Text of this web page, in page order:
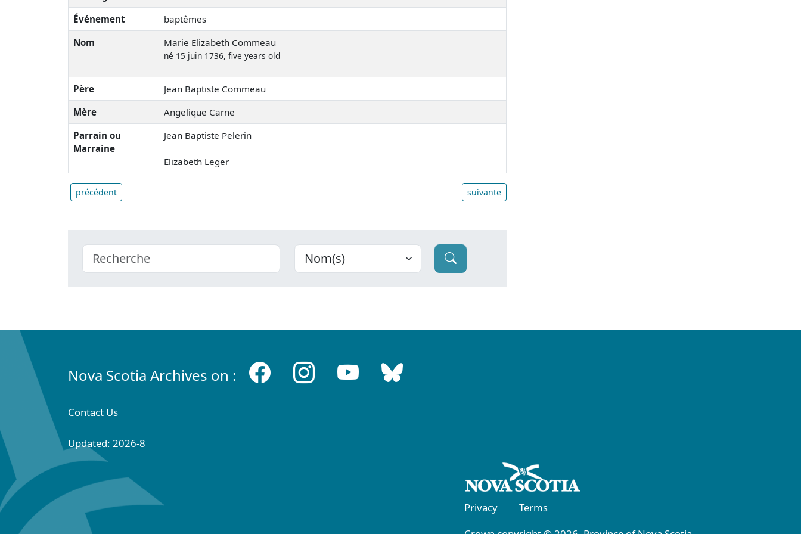
Événement
baptêmes
Nom
Marie Elizabeth Commeau
né 15 juin 1736, five years old
Père
Jean Baptiste Commeau
Mère
Angelique Carne
Parrain ou
Marraine
Jean Baptiste Pelerin
Elizabeth Leger
précédent suivante
Nova Scotia Archives on :
Contact Us
Updated: 2026-8
Privacy
Terms